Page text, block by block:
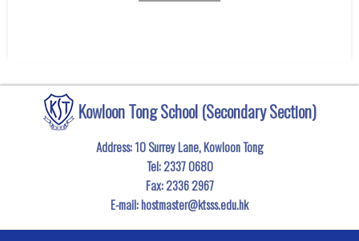
Kowloon Tong School (Secondary Section)
Address: 10 Surrey Lane, Kowloon Tong
Tel:2337 0680
Fax:2336 2967
E-mail:hostmaster@ktsss.edu.hk